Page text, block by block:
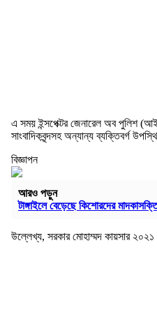
এ সময় ইন্সপেক্টর জেনারেল অব পুলিশ
সাংবাদিকবৃন্দসহ অন্যান্য ব্যক্তিবর্গ
বিজ্ঞাপন
আরও পড়ুন
টাঙ্গাইলে বেড়েছে কিশোরদের
উল্লেখ্য, সরকার মোহাম্মদ কায়সার ২০২১